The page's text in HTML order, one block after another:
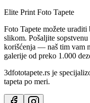
Elite Print Foto Tapete
Foto Tapete možete
slikom. Pošaljite
korišćenja — naš tim vam
galerije od preko 1.000
3dfototapete.rs je
tapeta po meri.